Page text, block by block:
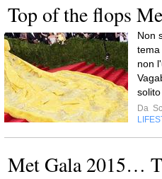
Top of the flops
Non
tema
non
solito
Da
Met Gala 2015…